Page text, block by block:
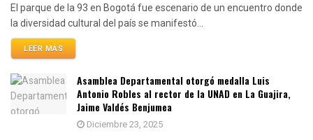
El parque de la 93 en Bogotá fue escenario de un encuentro donde
la diversidad cultural del país se manifestó...
LEER MÁS
Asamblea Departamental otorgó medalla Luis
Antonio Robles al rector de la UNAD en La Guajira,
Jaime Valdés Benjumea
Diciembre 23, 2025